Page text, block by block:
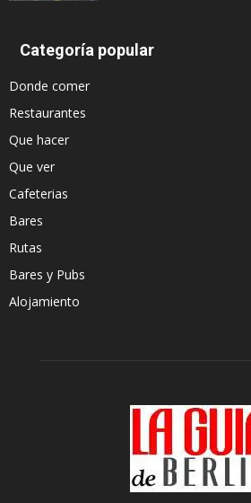
Categoría popular
Donde comer
Restaurantes
Que hacer
Que ver
Cafeterias
Bares
Rutas
Bares y Pubs
Alojamiento